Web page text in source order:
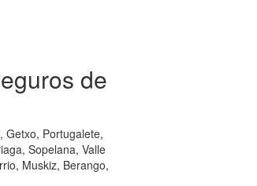
de
Getxo, Portugalete,
Sopelana, Valle
Muskiz, Berango,